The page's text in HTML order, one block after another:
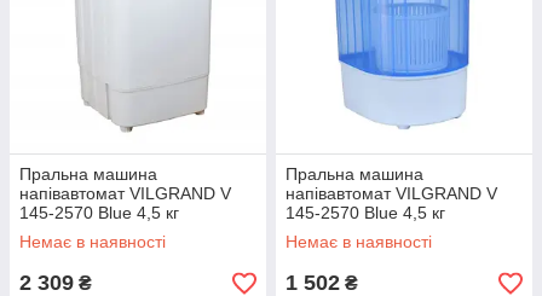
Пральна машина
напівавтомат VILGRAND V
145-2570 Blue 4,5 кг
Немає в наявності
2 309 ₴
Пральна машина
напівавтомат VILGRAND V
145-2570 Blue 4,5 кг
Немає в наявності
1 502 ₴